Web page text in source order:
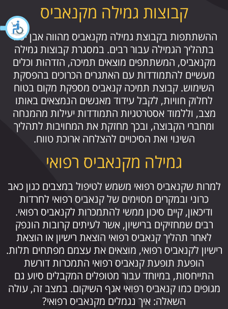
קבוצות גמילה מקנאביס
ההשתתפות בקבוצת גמילה מקנאביס מהווה אבן יסוד
בתהליך הגמילה עבור רבים. במסגרת קבוצות גמילה
מקנאביס, המשתתפים מוצאים תמיכה, הזדהות וכלים
מעשיים להתמודדות עם האתגרים הכרוכים בהפסקת
השימוש. קבוצת תמיכה קנאביס מספקת מקום בטוח
לחלוק חוויות, לקבל עידוד מאנשים הנמצאים באותו
מצב, וללמוד אסטרטגיות התמודדות יעילות מהמנחה
ומחברי הקבוצה, ובכך מחזקת את המחויבות לתהליך
השינוי ואת הסיכויים להצלחה ארוכת טווח.
גמילה מקנאביס רפואי
למרות שקנאביס רפואי משמש לטיפול במצבים כגון כאב
כרוני ובמקרים מסוימים של קנאביס רפואי לחרדות
ודיכאון, קיים סיכון ממשי להתמכרות לקנאביס רפואי.
רבים שמחזיקים ברישיון, אשר לעיתים קרובות הונפק
לאחר תהליך קנאביס רפואי הוצאת רישיון או הוצאת
רישיון לקנאביס רפואי, מוצאים את עצמם מפתחים תלות.
הופעת תופעת קנאביס רפואי התמכרות דורשת
התייחסות, במיוחד עבור מטופלים המקבלים סיוע גם
מגופים כמו קנאביס רפואי אגף השיקום. במצב זה, עולה
השאלה: איך נגמלים מקנאביס רפואי?